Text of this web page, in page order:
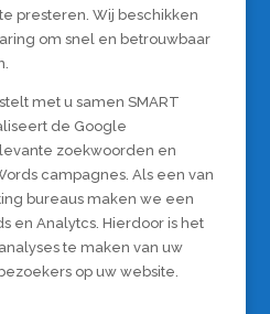
presteren. Wij beschikken
om snel en betrouwbaar
met u samen SMART
de Google
zoekwoorden en
campagnes. Als een van
bureaus maken we een
en Analytcs. Hierdoor is het
te maken van uw
op uw website.